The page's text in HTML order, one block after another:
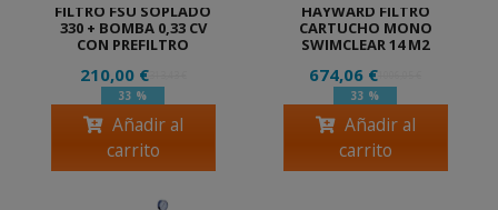
FILTRO FSU SOPLADO
330 + BOMBA 0,33 CV
CON PREFILTRO
210,00 €313,43 €
33 %
Añadir al
carrito
HAYWARD FILTRO
CARTUCHO MONO
SWIMCLEAR 14 M2
674,06 €
33 %
Añadir al
carrito